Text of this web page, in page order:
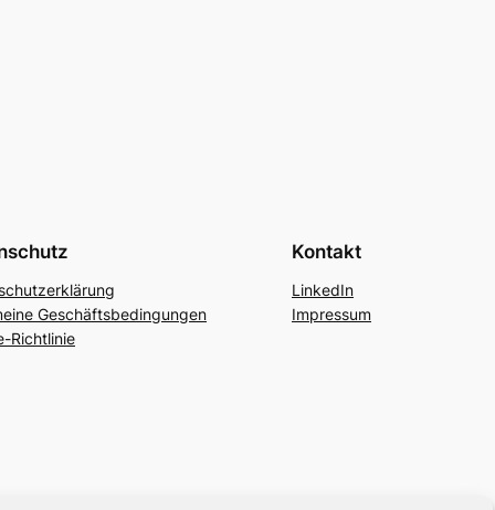
Geschäftsbedingungen
Richtlinie
Kontakt
LinkedIn
Impressum